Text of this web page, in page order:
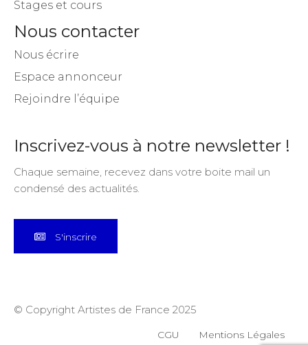
Stages et cours
Nous contacter
Nous écrire
Espace annonceur
Rejoindre l’équipe
Inscrivez-vous à notre newsletter !
Chaque semaine, recevez dans votre boite mail un
condensé des actualités.
S'inscrire
© Copyright Artistes de France 2025
CGU Mentions Légales